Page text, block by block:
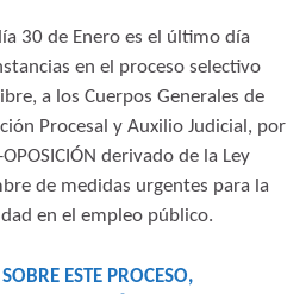
30 de Enero es el último día
en el proceso selectivo
a los Cuerpos Generales de
Procesal y Auxilio Judicial, por
derivado de la Ley
de medidas urgentes para la
en el empleo público.
ESTE PROCESO,